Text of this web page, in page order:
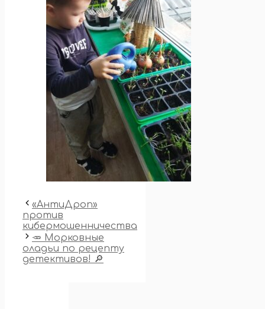
«АнтиДроп»
против
кибермошенничества
🥕 Морковные
оладьи по рецепту
детективов! 🔎